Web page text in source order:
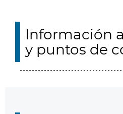
Información
y puntos de